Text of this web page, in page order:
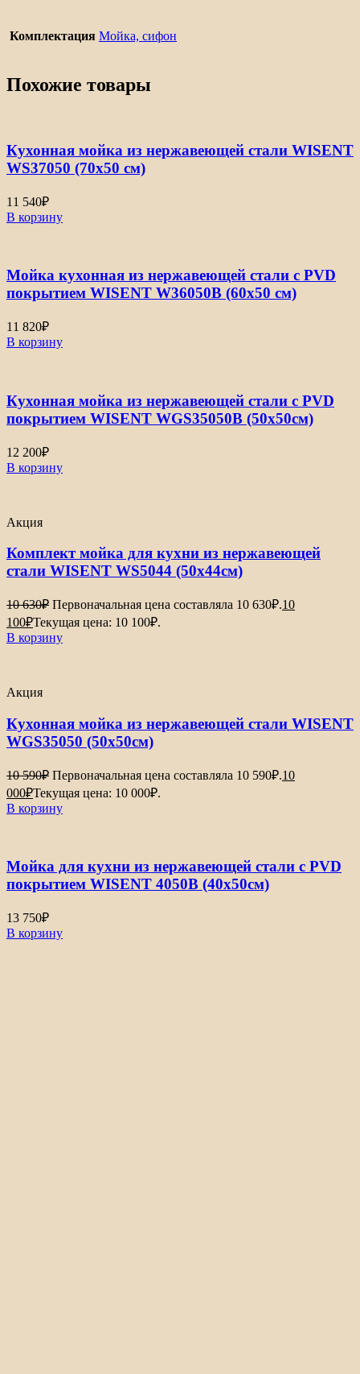
Комплектация Мойка, сифон
Похожие товары
Кухонная мойка из нержавеющей стали WISENT
WS37050 (70х50 см)
11 540₽
В корзину
Мойка кухонная из нержавеющей стали с PVD
покрытием WISENT W36050B (60х50 см)
11 820₽
В корзину
Кухонная мойка из нержавеющей стали с PVD
покрытием WISENT WGS35050B (50х50см)
12 200₽
В корзину
Акция
Комплект мойка для кухни из нержавеющей
стали WISENT WS5044 (50х44см)
10 630₽ Первоначальная цена составляла 10 630₽.10
100₽Текущая цена: 10 100₽.
В корзину
Акция
Кухонная мойка из нержавеющей стали WISENT
WGS35050 (50х50см)
10 590₽ Первоначальная цена составляла 10 590₽.10
000₽Текущая цена: 10 000₽.
В корзину
Мойка для кухни из нержавеющей стали с PVD
покрытием WISENT 4050B (40х50см)
13 750₽
В корзину